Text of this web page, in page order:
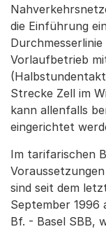
die Einführung
Vorlaufbetrieb
Strecke Zell im
kann allenfalls
eingerichtet
Im tarifarischen
sind seit dem
September 1996
Bf. - Basel SBB,